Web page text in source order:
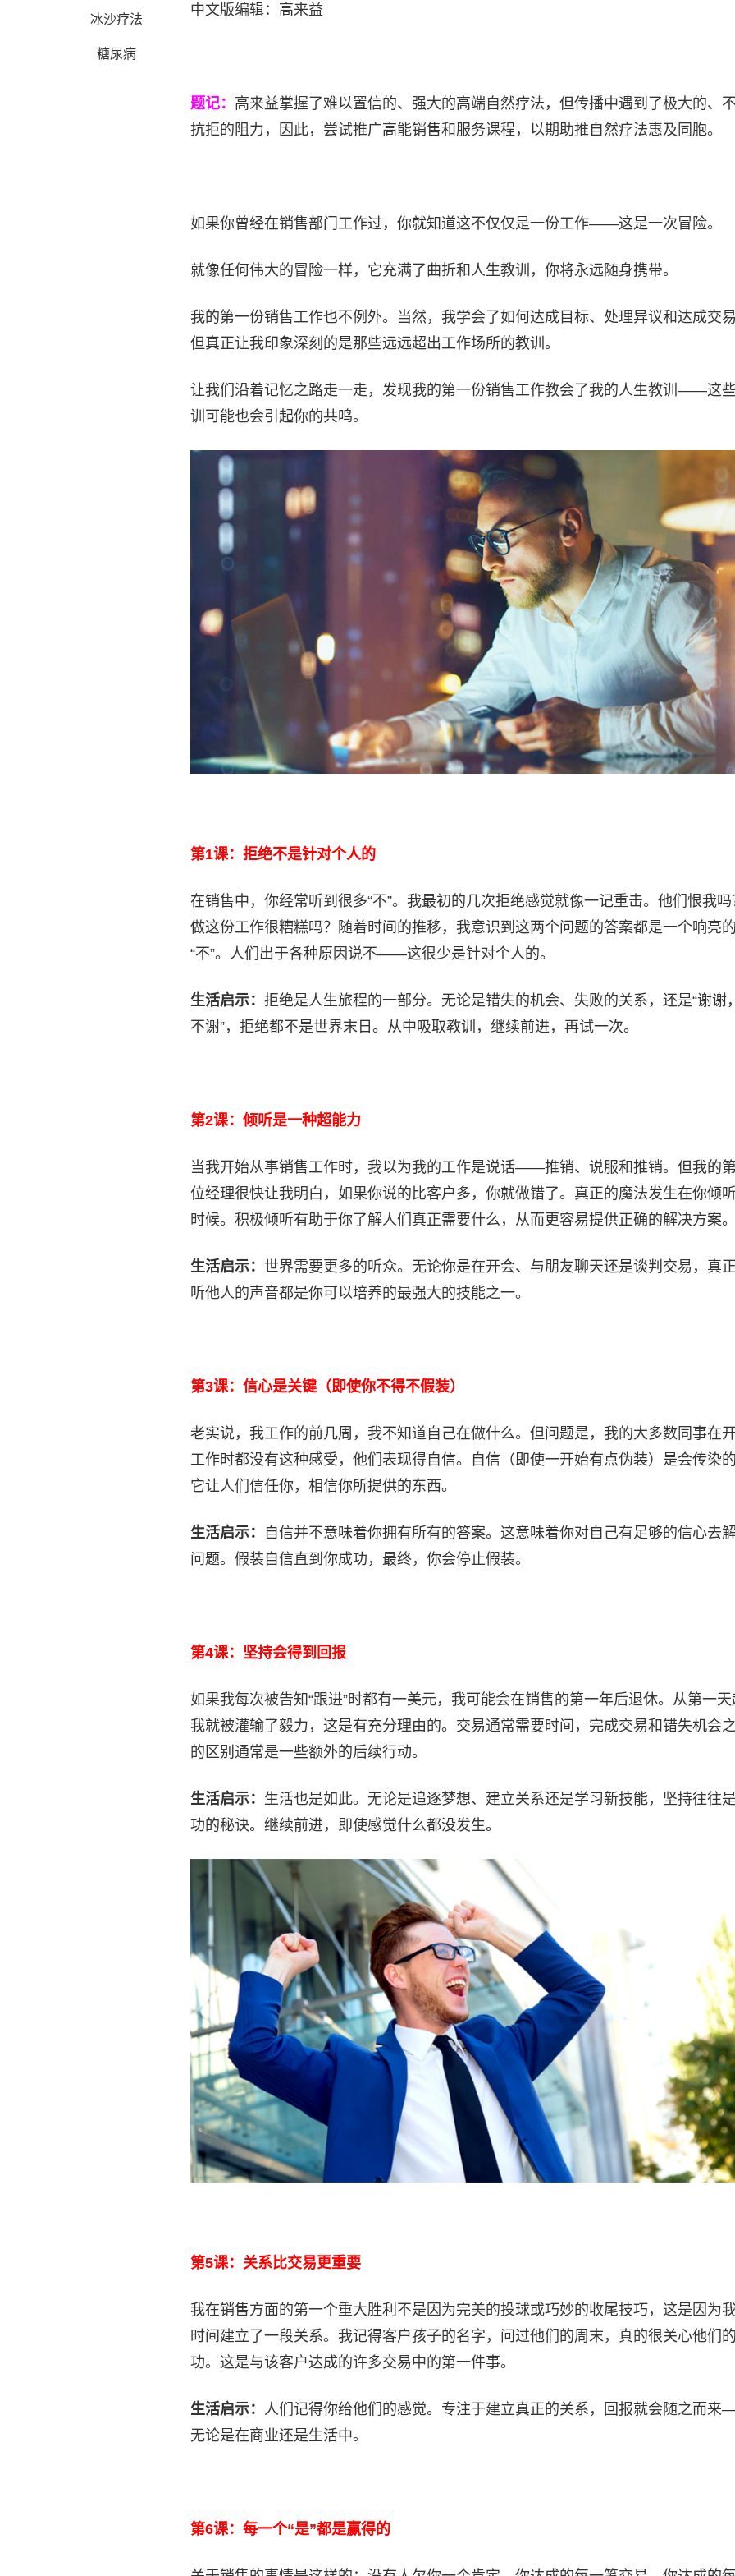
冰沙疗法
糖尿病
中文版编辑：高来益
题记： 高来益掌握了难以置信的、强大的高端自然疗法，但传播中遇到了极大的、不
抗拒的阻力，因此，尝试推广高能销售和服务课程，以期助推自然疗法惠及同胞。
如果你曾经在销售部门工作过，你就知道这不仅仅是一份工作——这是一次冒险。
就像任何伟大的冒险一样，它充满了曲折和人生教训，你将永远随身携带。
我的第一份销售工作也不例外。当然，我学会了如何达成目标、处理异议和达成交易
但真正让我印象深刻的是那些远远超出工作场所的教训。
让我们沿着记忆之路走一走，发现我的第一份销售工作教会了我的人生教训——这
训可能也会引起你的共鸣。
第1课：拒绝不是针对个人的
在销售中，你经常听到很多“不”。我最初的几次拒绝感觉就像一记重击。他们恨我
做这份工作很糟糕吗？随着时间的推移，我意识到这两个问题的答案都是一个响亮的
“不”。人们出于各种原因说不——这很少是针对个人的。
生活启示： 拒绝是人生旅程的一部分。无论是错失的机会、失败的关系，还是“谢谢
不谢”，拒绝都不是世界末日。从中吸取教训，继续前进，再试一次。
第2课：倾听是一种超能力
当我开始从事销售工作时，我以为我的工作是说话——推销、说服和推销。但我的
位经理很快让我明白，如果你说的比客户多，你就做错了。真正的魔法发生在你倾
时候。积极倾听有助于你了解人们真正需要什么，从而更容易提供正确的解决方案。
生活启示： 世界需要更多的听众。无论你是在开会、与朋友聊天还是谈判交易，真
听他人的声音都是你可以培养的最强大的技能之一。
第3课：信心是关键（即使你不得不假装）
老实说，我工作的前几周，我不知道自己在做什么。但问题是，我的大多数同事在
工作时都没有这种感受，他们表现得自信。自信（即使一开始有点伪装）是会传染的
它让人们信任你，相信你所提供的东西。
生活启示：
自信并不意味着你拥有所有的答案。这意味着你对自己有足够的信心去
问题。假装自信直到你成功，最终，你会停止假装。
第4课：坚持会得到回报
如果我每次被告知“跟进”时都有一美元，我可能会在销售的第一年后退休。从第一天
我就被灌输了毅力，这是有充分理由的。交易通常需要时间，完成交易和错失机会
的区别通常是一些额外的后续行动。
生活启示： 生活也是如此。无论是追逐梦想、建立关系还是学习新技能，坚持往往
功的秘诀。继续前进，即使感觉什么都没发生。
第5课：关系比交易更重要
我在销售方面的第一个重大胜利不是因为完美的投球或巧妙的收尾技巧，这是因为
时间建立了一段关系。我记得客户孩子的名字，问过他们的周末，真的很关心他们
功。这是与该客户达成的许多交易中的第一件事。
生活启示： 人们记得你给他们的感觉。专注于建立真正的关系，回报就会随之而
无论是在商业还是生活中。
第6课：每一个“是”都是赢得的